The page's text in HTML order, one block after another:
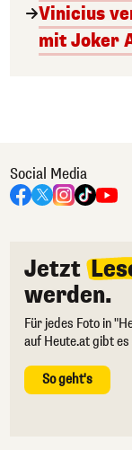
Vinicius
mit Joker
Social Media
Jetzt
werden.
Für jedes Foto in
auf Heute.at gibt
So geht's